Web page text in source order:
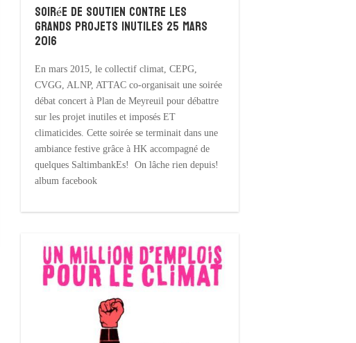
Soirée de soutien contre les
grands projets inutiles 25 mars
2016
En mars 2015, le collectif climat, CEPG,
CVGG, ALNP, ATTAC co-organisait une soirée
débat concert à Plan de Meyreuil pour débattre
sur les projet inutiles et imposés ET
climaticides. Cette soirée se terminait dans une
ambiance festive grâce à HK accompagné de
quelques SaltimbankEs! On lâche rien depuis!
album facebook